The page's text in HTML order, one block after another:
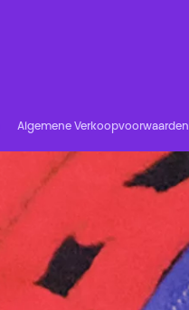
Algemene Verkoopvoorwaarden